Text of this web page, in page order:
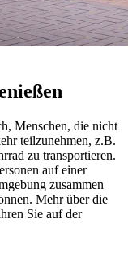
Menschen, die nicht
teilzunehmen, z.B.
zu transportieren.
auf einer
zusammen
Mehr über die
Sie auf der